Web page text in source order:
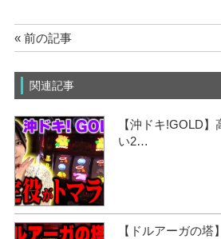
« 前の記事
関連記事
【沖ドキ!GOLD
い2…
【ドルアーガの